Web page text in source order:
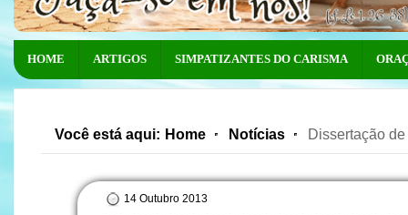
HOME ARTIGOS SIMPATIZANTES DO CARISMA
Você está aqui: Home Notícias Dissertação
14 Outubro 2013